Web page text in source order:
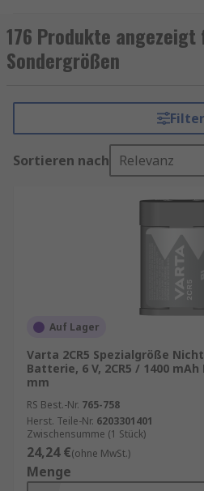
Energie in elektrische Energie
Diese Batterien haben nicht
Abmessungen und sind
Stromquelle als die
AA-Batterien
Spezialbatterien sind nicht
Batterien, Batterien mit einer
Batterien ist in verschiedenen
und umfasst führende Marken
Energizer, Panasonic, SAFT,
PRO.
Wofür werden
verwendet?
Spezialbatterien werden in
Geräten verwendet, die eine
Stromquelle benötigen. Zum
AA-Batterien in kleineren
176 Produkte
Sondergrößen
Filter
Sortieren nach Relevanz
Auf Lager
Varta 2CR5 Spezialgröße
Batterie, 6 V, 2CR5 / 1400
mm
RS Best.-Nr. 765-758
Herst. Teile-Nr. 6203301401
Zwischensumme (1 Stück)
24,24 €(ohne MwSt.)
Menge